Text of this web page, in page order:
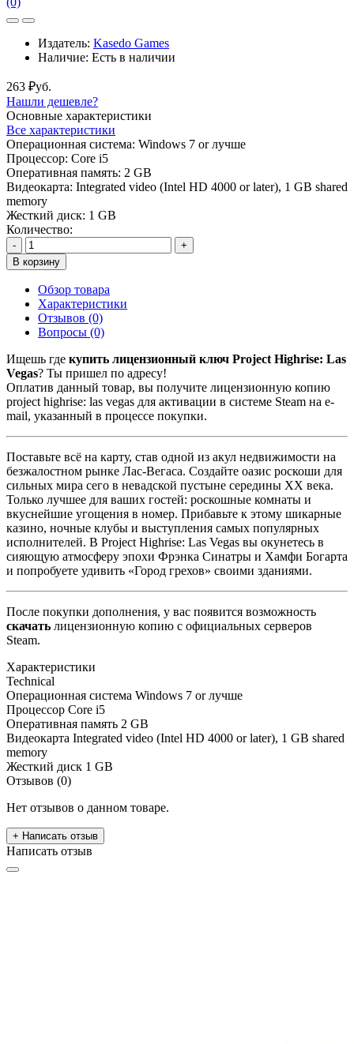
Издатель: Kasedo Games
Наличие: Есть в наличии
263 ₽уб.
Нашли дешевле?
Основные характеристики
Все характеристики
Операционная система: Windows 7 or лучше
Процессор: Core i5
Оперативная память: 2 GB
Видеокарта: Integrated video (Intel HD 4000 or later), 1 GB shared
memory
Жесткий диск: 1 GB
Количество:
-
+
В корзину
Обзор товара
Характеристики
Отзывов (0)
Вопросы (0)
Ищешь где купить лицензионный ключ Project Highrise: Las
Vegas? Ты пришел по адресу!
Оплатив данный товар, вы получите лицензионную копию
project highrise: las vegas для активации в системе Steam на e-
mail, указанный в процессе покупки.
Поставьте всё на карту, став одной из акул недвижимости на
безжалостном рынке Лас-Вегаса. Создайте оазис роскоши для
сильных мира сего в невадской пустыне середины XX века.
Только лучшее для ваших гостей: роскошные комнаты и
вкуснейшие угощения в номер. Прибавьте к этому шикарные
казино, ночные клубы и выступления самых популярных
исполнителей. В Project Highrise: Las Vegas вы окунетесь в
сияющую атмосферу эпохи Фрэнка Синатры и Хамфи Богарта
и попробуете удивить «Город грехов» своими зданиями.
После покупки дополнения, у вас появится возможность
скачать лицензионную копию с официальных серверов
Steam.
Характеристики
Technical
Операционная система Windows 7 or лучше
Процессор Core i5
Оперативная память 2 GB
Видеокарта Integrated video (Intel HD 4000 or later), 1 GB shared
memory
Жесткий диск 1 GB
Отзывов (0)
Нет отзывов о данном товаре.
+ Написать отзыв
Написать отзыв